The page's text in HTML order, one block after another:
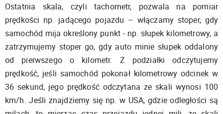
Ostatnia skala, czyli tachometr, pozwala na pomiar
prędkości np. jadącego pojazdu – włączamy stoper, gdy
samochód mija określony punkt - np. słupek kilometrowy, a
zatrzymujemy stoper go, gdy auto minie słupek oddalony
od pierwszego o kilometr. Z podziałki odczytujemy
prędkość, jeśli samochód pokonał kilometrowy odcinek w
36 sekund, jego prędkość odczytana ze skali wynosi 100
km/h. Jeśli znajdziemy się np. w USA, gdzie odległości są